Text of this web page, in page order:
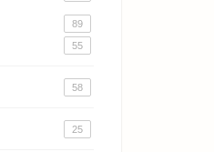
89
55
58
25